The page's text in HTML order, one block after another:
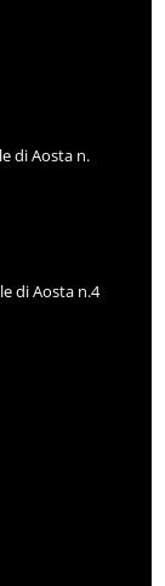
di Aosta n.
di Aosta n.4